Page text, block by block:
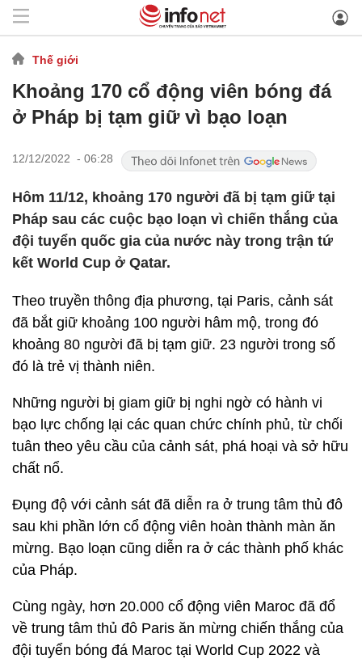
Thế giới
Khoảng 170 cổ động viên bóng đá
ở Pháp bị tạm giữ vì bạo loạn
12/12/2022 - 06:28
Hôm 11/12, khoảng 170 người đã bị tạm giữ tại
Pháp sau các cuộc bạo loạn vì chiến thắng của
đội tuyển quốc gia của nước này trong trận tứ
kết World Cup ở Qatar.
Theo truyền thông địa phương, tại Paris, cảnh sát
đã bắt giữ khoảng 100 người hâm mộ, trong đó
khoảng 80 người đã bị tạm giữ. 23 người trong số
đó là trẻ vị thành niên.
Những người bị giam giữ bị nghi ngờ có hành vi
bạo lực chống lại các quan chức chính phủ, từ chối
tuân theo yêu cầu của cảnh sát, phá hoại và sở hữu
chất nổ.
Đụng độ với cảnh sát đã diễn ra ở trung tâm thủ đô
sau khi phần lớn cổ động viên hoàn thành màn ăn
mừng. Bạo loạn cũng diễn ra ở các thành phố khác
của Pháp.
Cùng ngày, hơn 20.000 cổ động viên Maroc đã đổ
về trung tâm thủ đô Paris ăn mừng chiến thắng của
đội tuyển bóng đá Maroc tại World Cup 2022 và